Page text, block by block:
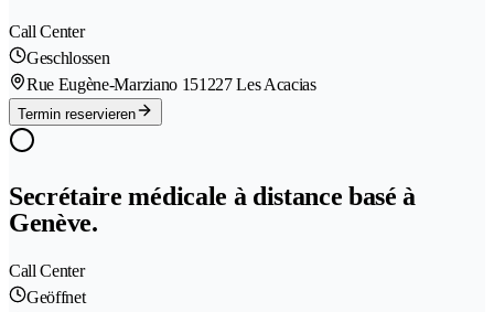
Call Center
Geschlossen
Rue Eugène-Marziano 151227 Les Acacias
Termin reservieren
Secrétaire médicale à distance basé à
Genève.
Call Center
Geöffnet